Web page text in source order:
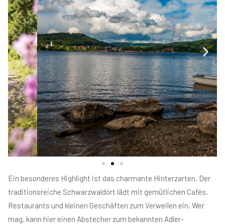
Ein besonderes Highlight ist das charmante Hinterzarten. Der
traditionsreiche Schwarzwaldort lädt mit gemütlichen Cafés,
Restaurants und kleinen Geschäften zum Verweilen ein. Wer
mag, kann hier einen Abstecher zum bekannten Adler-